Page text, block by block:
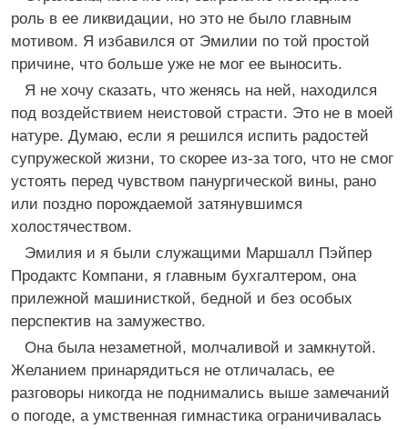
роль в ее ликвидации, но это не было главным
мотивом. Я избавился от Эмилии по той простой
причине, что больше уже не мог ее выносить.
Я не хочу сказать, что женясь на ней, находился
под воздействием неистовой страсти. Это не в моей
натуре. Думаю, если я решился испить радостей
супружеской жизни, то скорее из-за того, что не смог
устоять перед чувством панургической вины, рано
или поздно порождаемой затянувшимся
холостячеством.
Эмилия и я были служащими Маршалл Пэйпер
Продактс Компани, я главным бухгалтером, она
прилежной машинисткой, бедной и без особых
перспектив на замужество.
Она была незаметной, молчаливой и замкнутой.
Желанием принарядиться не отличалась, ее
разговоры никогда не поднимались выше замечаний
о погоде, а умственная гимнастика ограничивалась